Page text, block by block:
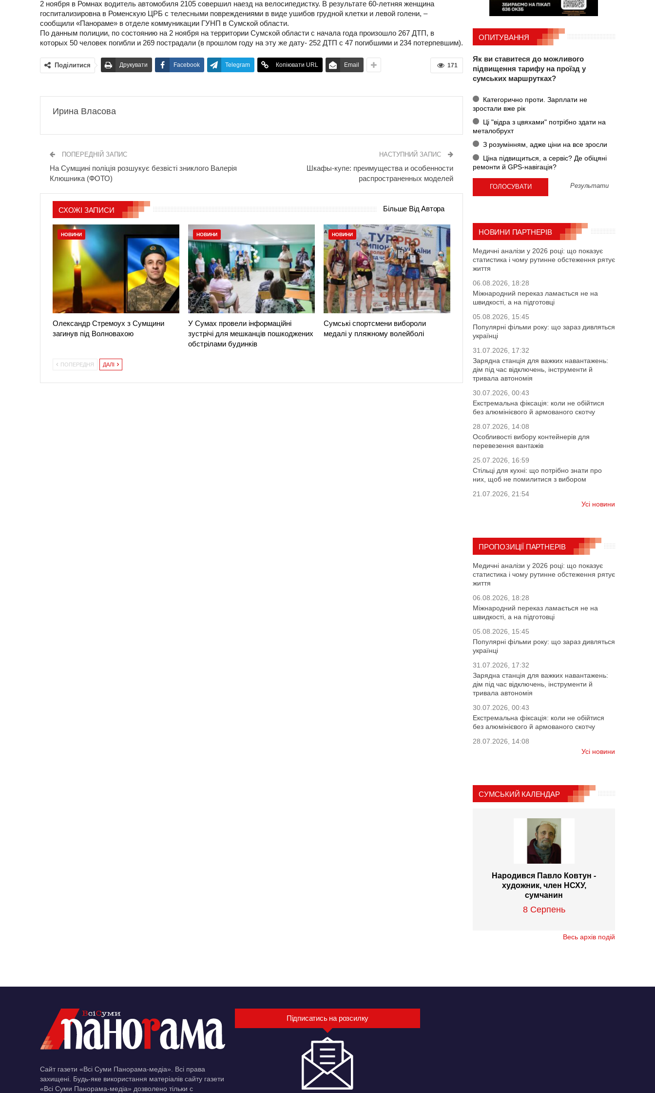
2 ноября в Ромнах водитель автомобиля 2105 совершил наезд на велосипедистку. В результате 60-летняя женщина
госпитализировна в Роменскую ЦРБ с телесными повреждениями в виде ушибов грудной клетки и левой голени, –
сообщили «Панораме» в отделе коммуникации ГУНП в Сумской области.
По данным полиции, по состоянию на 2 ноября на территории Сумской области с начала года произошло 267 ДТП, в
которых 50 человек погибли и 269 пострадали (в прошлом году на эту же дату- 252 ДТП с 47 погибшими и 234 потерпевшим).
171
Поділитися Друкувати Facebook Telegram Копіювати URL Email
Ирина Власова
ПОПЕРЕДНІЙ ЗАПИС
На Сумщині поліція розшукує безвісті зниклого Валерія
Клюшника (ФОТО)
НАСТУПНИЙ ЗАПИС
Шкафы-купе: преимущества и особенности
распространенных моделей
СХОЖІ ЗАПИСИ Більше Від Автора
НОВИНИ
Олександр Стремоух з Сумщини
загинув під Волновахою
НОВИНИ
У Сумах провели інформаційні
зустрічі для мешканців пошкоджених
обстрілами будинків
НОВИНИ
Сумські спортсмени вибороли
медалі у пляжному волейболі
ПОПЕРЕДНЯ ДАЛІ
ОПИТУВАННЯ
Як ви ставитеся до можливого
підвищення тарифу на проїзд у
сумських маршрутках?
Категорично проти. Зарплати не
зростали вже рік
Ці "відра з цвяхами" потрібно здати на
металобрухт
З розумінням, адже ціни на все зросли
Ціна підвищиться, а сервіс? Де обіцяні
ремонти й GPS-навігація?
Результати
НОВИНИ ПАРТНЕРІВ
Медичні аналізи у 2026 році: що показує
статистика і чому рутинне обстеження рятує
життя
06.08.2026, 18:28
Міжнародний переказ ламається не на
швидкості, а на підготовці
05.08.2026, 15:45
Популярні фільми року: що зараз дивляться
українці
31.07.2026, 17:32
Зарядна станція для важких навантажень:
дім під час відключень, інструменти й
тривала автономія
30.07.2026, 00:43
Екстремальна фіксація: коли не обійтися
без алюмінієвого й армованого скотчу
28.07.2026, 14:08
Особливості вибору контейнерів для
перевезення вантажів
25.07.2026, 16:59
Стільці для кухні: що потрібно знати про
них, щоб не помилитися з вибором
21.07.2026, 21:54
Усі новини
ПРОПОЗИЦІЇ ПАРТНЕРІВ
Медичні аналізи у 2026 році: що показує
статистика і чому рутинне обстеження рятує
життя
06.08.2026, 18:28
Міжнародний переказ ламається не на
швидкості, а на підготовці
05.08.2026, 15:45
Популярні фільми року: що зараз дивляться
українці
31.07.2026, 17:32
Зарядна станція для важких навантажень:
дім під час відключень, інструменти й
тривала автономія
30.07.2026, 00:43
Екстремальна фіксація: коли не обійтися
без алюмінієвого й армованого скотчу
28.07.2026, 14:08
Усі новини
СУМСЬКИЙ КАЛЕНДАР
Народився Павло Ковтун -
художник, член НСХУ,
сумчанин
8 Серпень
Весь архів подій
Сайт газети «Всі Суми Панорама-медіа». Всі права
захищені. Будь-яке використання матеріалів сайту газети
«Всі Суми Панорама-медіа» дозволено тільки c
Підписатись на розсилку